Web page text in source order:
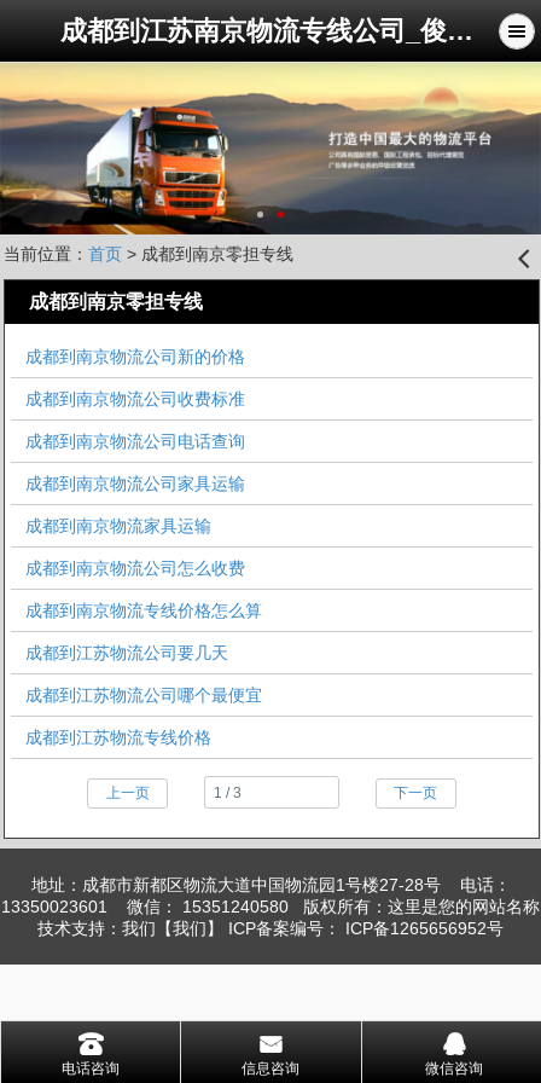
成都到江苏南京物流专线公司_俊亚物流公司
1 2
当前位置： 首页> 成都到南京零担专线 󰊒
成都到南京零担专线
成都到南京物流公司新的价格
成都到南京物流公司收费标准
成都到南京物流公司电话查询
成都到南京物流公司家具运输
成都到南京物流家具运输
成都到南京物流公司怎么收费
成都到南京物流专线价格怎么算
成都到江苏物流公司要几天
成都到江苏物流公司哪个最便宜
成都到江苏物流专线价格
上一页 下一页
地址：成都市新都区物流大道中国物流园1号楼27-28号 电话：
13350023601 微信： 15351240580 版权所有：这里是您的网站名称
技术支持：我们【我们】 ICP备案编号： ICP备1265656952号
󰇯
电话咨询
󰄸
信息咨询
󰇇
微信咨询